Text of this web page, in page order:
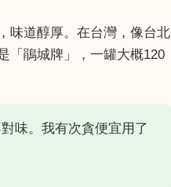
味道醇厚。在台灣，像台北
「鵑城牌」，一罐大概120
味。我有次貪便宜用了